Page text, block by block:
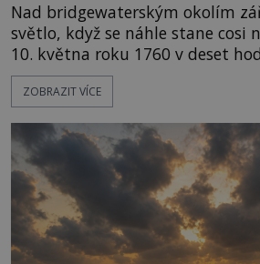
Nad bridgewaterským okolím
světlo, když se náhle stane cosi
10. května roku 1760 v deset
dojde k vůbec prvnímu historicky
přeletu UFO. Podle záznamů vyzařuje takové
jen o nějaký optický klam, nebo
právě vznáší mimozemská loď
ZOBRAZIT VÍCE